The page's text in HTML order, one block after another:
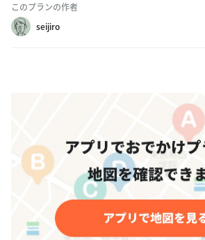
このプランの作者
seijiro